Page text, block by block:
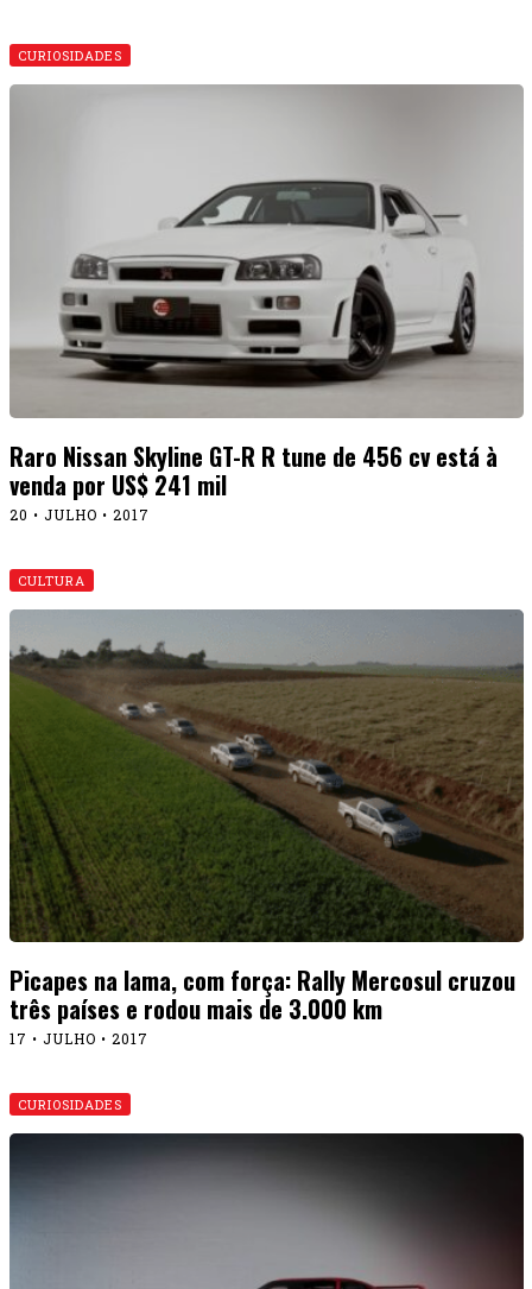
CURIOSIDADES
Raro Nissan Skyline GT-R R tune de 456 cv está à
venda por US$ 241 mil
20 • JULHO • 2017
CULTURA
Picapes na lama, com força: Rally Mercosul cruzou
três países e rodou mais de 3.000 km
17 • JULHO • 2017
CURIOSIDADES